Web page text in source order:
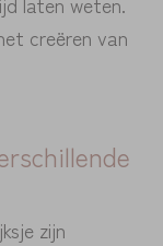
creëren van
zijn